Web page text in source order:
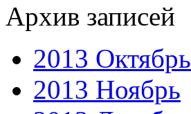
Архив записей
2013 Октябрь
2013 Ноябрь